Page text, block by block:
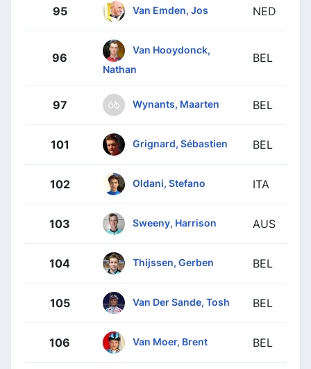
95 Van Emden, Jos NED
96
Van Hooydonck,
Nathan
BEL
97 Wynants, Maarten BEL
101 Grignard, Sébastien BEL
102 Oldani, Stefano ITA
103 Sweeny, Harrison AUS
104 Thijssen, Gerben BEL
105 Van Der Sande, Tosh BEL
106 Van Moer, Brent BEL